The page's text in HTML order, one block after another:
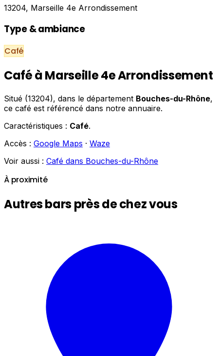
13204, Marseille 4e Arrondissement
Type & ambiance
Café
Café à Marseille 4e Arrondissement
Situé (13204), dans le département Bouches-du-Rhône,
ce café est référencé dans notre annuaire.
Caractéristiques : Café.
Accès : Google Maps · Waze
Voir aussi : Café dans Bouches-du-Rhône
À proximité
Autres bars près de chez vous